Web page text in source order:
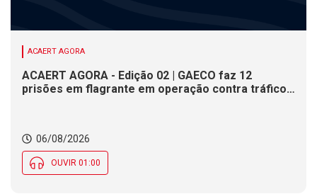
ACAERT AGORA
ACAERT AGORA - Edição 02 | GAECO faz 12
prisões em flagrante em operação contra tráfico
cerâmica em SC
06/08/2026
OUVIR 01:00